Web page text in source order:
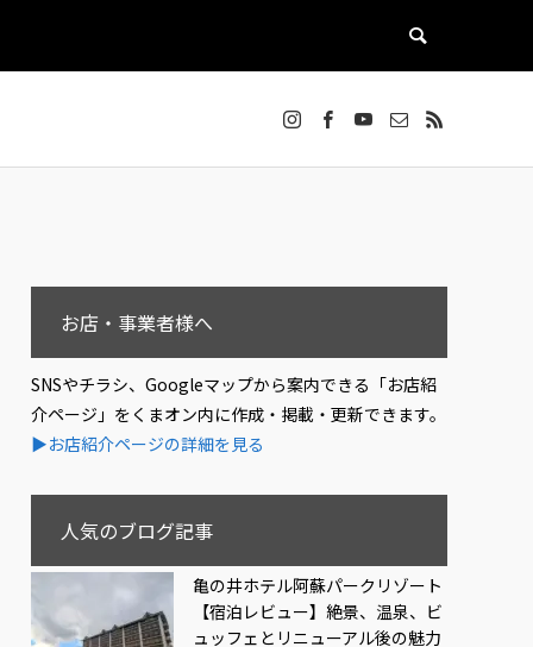
お店・事業者様へ
SNSやチラシ、Googleマップから案内できる「お店紹
介ページ」をくまオン内に作成・掲載・更新できます。
▶お店紹介ページの詳細を見る
人気のブログ記事
亀の井ホテル阿蘇パークリゾート
【宿泊レビュー】絶景、温泉、ビ
ュッフェとリニューアル後の魅力